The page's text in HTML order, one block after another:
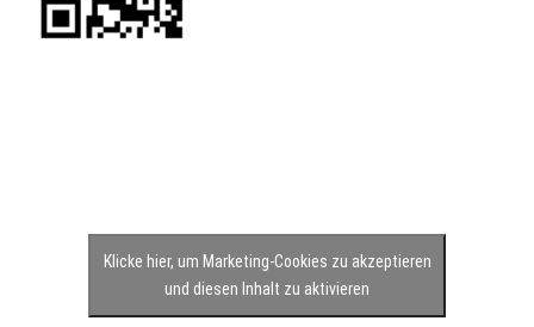
Klicke hier, um Marketing-Cookies zu akzeptieren
und diesen Inhalt zu aktivieren